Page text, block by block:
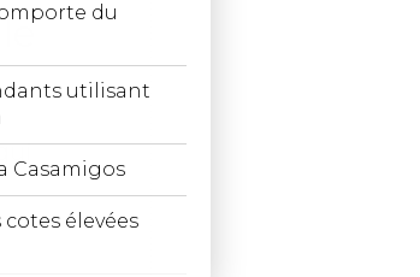
du
utilisant
Casamigos
élevées